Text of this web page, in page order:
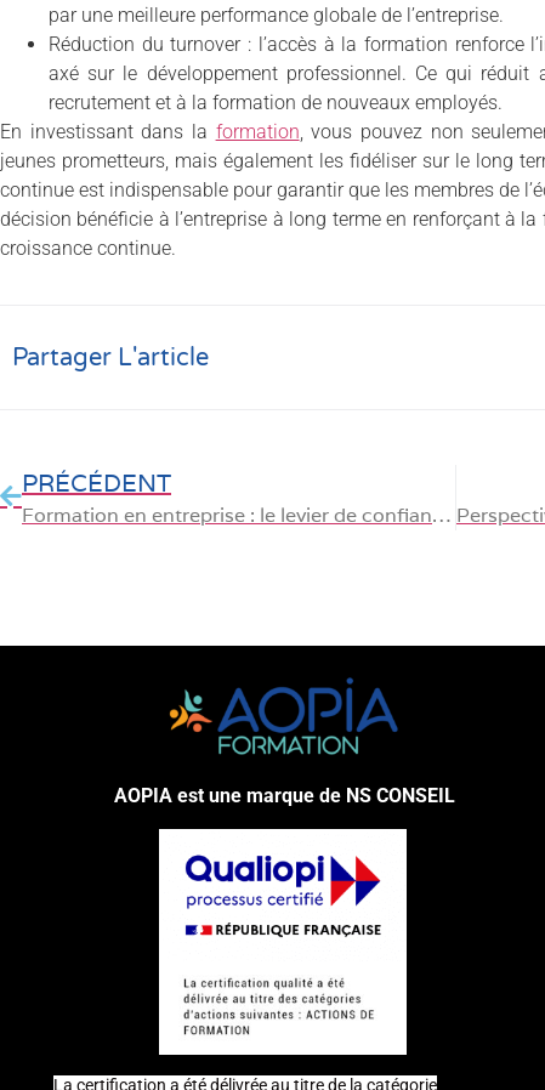
par une meilleure performance globale de l’entreprise.
Réduction du turnover : l’accès à la formation renforce
axé sur le développement professionnel. Ce qui
recrutement et à la formation de nouveaux employés.
En investissant dans la formation, vous pouvez non
jeunes prometteurs, mais également les fidéliser sur le long
continue est indispensable pour garantir que les membres de
décision bénéficie à l’entreprise à long terme en renforçant à
croissance continue.
Partager L'article
PRÉCÉDENT
Formation en entreprise : le levier de confiance et de motivation
AOPIA est une marque de NS CONSEIL
La certification a été délivrée au titre de la catégorie